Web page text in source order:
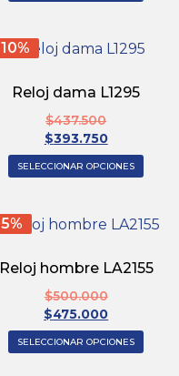
10%
Reloj dama L1295
$437.500
$393.750
SELECCIONAR OPCIONES
5%
Reloj hombre LA2155
$500.000
$475.000
SELECCIONAR OPCIONES